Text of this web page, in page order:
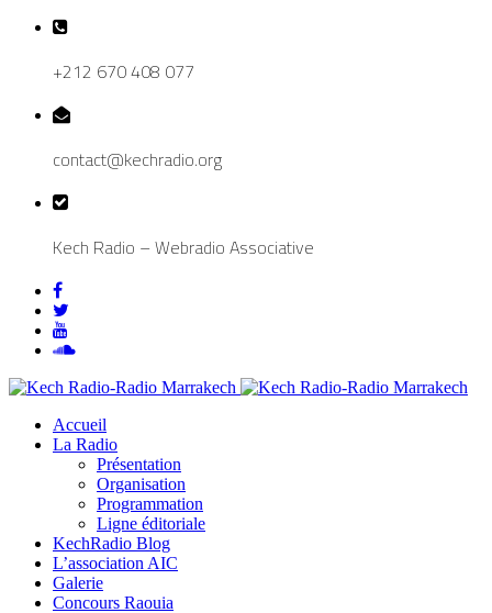
+212 670 408 077
contact@kechradio.org
Kech Radio – Webradio Associative
Accueil
La Radio
Présentation
Organisation
Programmation
Ligne éditoriale
KechRadio Blog
L’association AIC
Galerie
Concours Raouia